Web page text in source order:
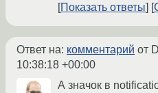
Показать ответы
Ответ на: комментарий от
10:38:18 +00:00
А значок в